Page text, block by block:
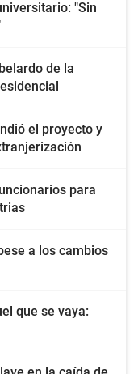
"Sin
de la
el proyecto y
para
a los cambios
que se vaya: